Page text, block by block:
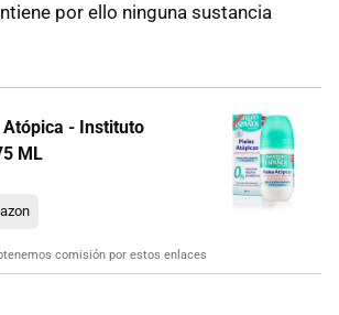
por ello ninguna sustancia
Atópica - Instituto
ML
comisión por estos enlaces